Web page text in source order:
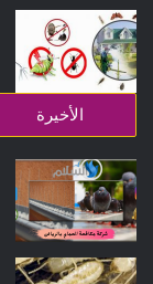
الأخيرة